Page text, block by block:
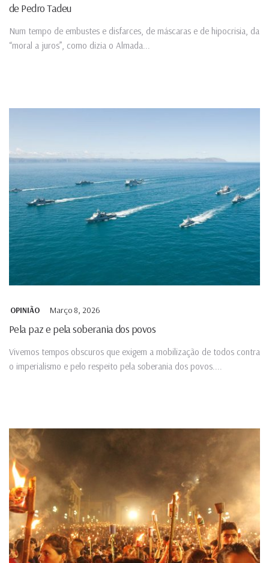
de Pedro Tadeu
Num tempo de embustes e disfarces, de máscaras e de hipocrisia, da
“moral a juros”, como dizia o Almada...
OPINIÃO Março 8, 2026
Pela paz e pela soberania dos povos
Vivemos tempos obscuros que exigem a mobilização de todos contra
o imperialismo e pelo respeito pela soberania dos povos....